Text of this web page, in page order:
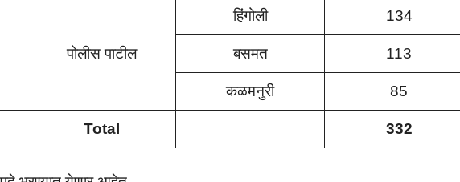
पोलीस पाटील
हिंगोली 134
बसमत 113
कळमनुरी 85
Total 332